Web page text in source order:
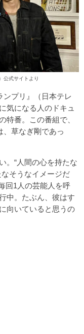
公式サイト より
プリ』（日本テレ
気になる人のドキュ
特番。この番組で、
、草なぎ剛であっ
。“人間の心を持たな
そうなイメージだ
回1人の芸能人を呼
中。たぶん、彼はす
向いていると思うの